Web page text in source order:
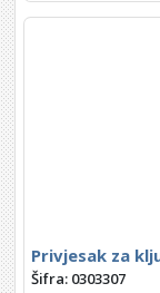
Privjesak za
Šifra: 0303307